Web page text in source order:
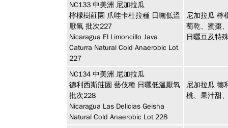
NC133 中美洲 尼加拉瓜
檸檬樹莊園 爪哇卡杜拉種 日曬低溫
厭氧 批次227
Nicaragua El Limoncillo Java
Caturra Natural Cold Anaerobic Lot
227
尼加拉瓜 檸
萄乾、蜜棗
日曬豆及特
NC134 中美洲 尼加拉瓜
德利西斯莊園 藝伎種 日曬低溫厭氧
批次228
Nicaragua Las Delicias Geisha
Natural Cold Anaerobic Lot 228
尼加拉瓜 德
桃、果汁甜